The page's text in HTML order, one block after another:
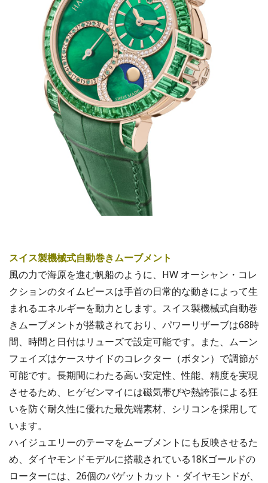
スイス製機械式自動巻きムーブメント
風の力で海原を進む帆船のように、HW オーシャン・コレ
クションのタイムピースは手首の日常的な動きによって生
まれるエネルギーを動力とします。スイス製機械式自動巻
きムーブメントが搭載されており、パワーリザーブは68時
間、時間と日付はリューズで設定可能です。また、ムーン
フェイズはケースサイドのコレクター（ボタン）で調節が
可能です。長期間にわたる高い安定性、性能、精度を実現
させるため、ヒゲゼンマイには磁気帯びや熱誇張による狂
いを防ぐ耐久性に優れた最先端素材、シリコンを採用して
います。
ハイジュエリーのテーマをムーブメントにも反映させるた
め、ダイヤモンドモデルに搭載されている18Kゴールドの
ローターには、26個のバゲットカット・ダイヤモンドが、